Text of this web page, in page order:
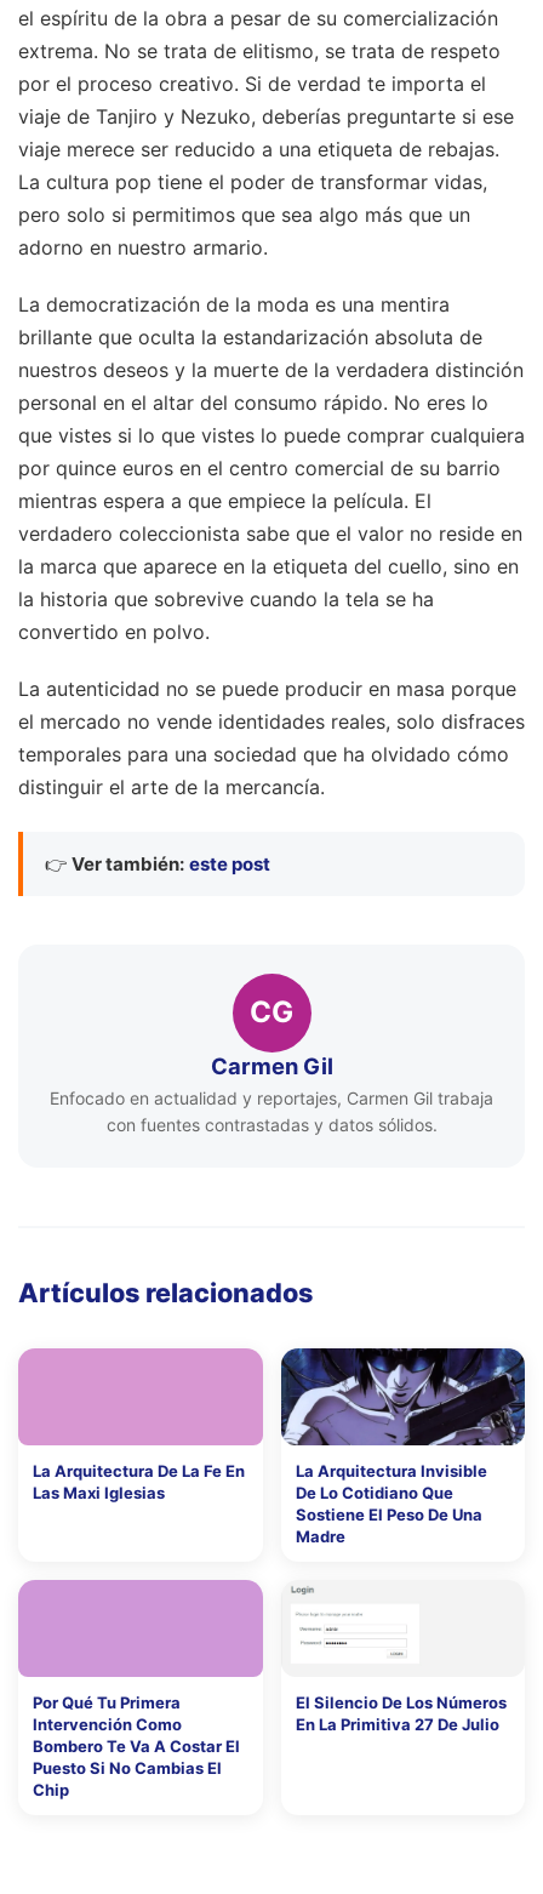
el espíritu de la obra a pesar de su comercialización
extrema. No se trata de elitismo, se trata de respeto
por el proceso creativo. Si de verdad te importa el
viaje de Tanjiro y Nezuko, deberías preguntarte si ese
viaje merece ser reducido a una etiqueta de rebajas.
La cultura pop tiene el poder de transformar vidas,
pero solo si permitimos que sea algo más que un
adorno en nuestro armario.
La democratización de la moda es una mentira
brillante que oculta la estandarización absoluta de
nuestros deseos y la muerte de la verdadera distinción
personal en el altar del consumo rápido. No eres lo
que vistes si lo que vistes lo puede comprar cualquiera
por quince euros en el centro comercial de su barrio
mientras espera a que empiece la película. El
verdadero coleccionista sabe que el valor no reside en
la marca que aparece en la etiqueta del cuello, sino en
la historia que sobrevive cuando la tela se ha
convertido en polvo.
La autenticidad no se puede producir en masa porque
el mercado no vende identidades reales, solo disfraces
temporales para una sociedad que ha olvidado cómo
distinguir el arte de la mercancía.
👉 Ver también: este post
CG
Carmen Gil
Enfocado en actualidad y reportajes, Carmen Gil trabaja
con fuentes contrastadas y datos sólidos.
Artículos relacionados
La Arquitectura De La Fe En
Las Maxi Iglesias
La Arquitectura Invisible
De Lo Cotidiano Que
Sostiene El Peso De Una
Madre
Por Qué Tu Primera
Intervención Como
Bombero Te Va A Costar El
Puesto Si No Cambias El
Chip
El Silencio De Los Números
En La Primitiva 27 De Julio